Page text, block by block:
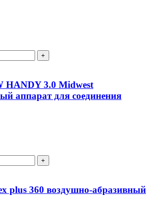
+
HANDY 3.0 Midwest
аппарат для соединения
+
plus 360 воздушно-абразивный